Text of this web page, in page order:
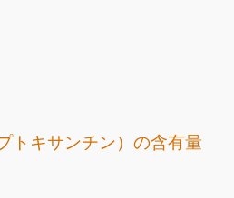
トキサンチン）の含有量